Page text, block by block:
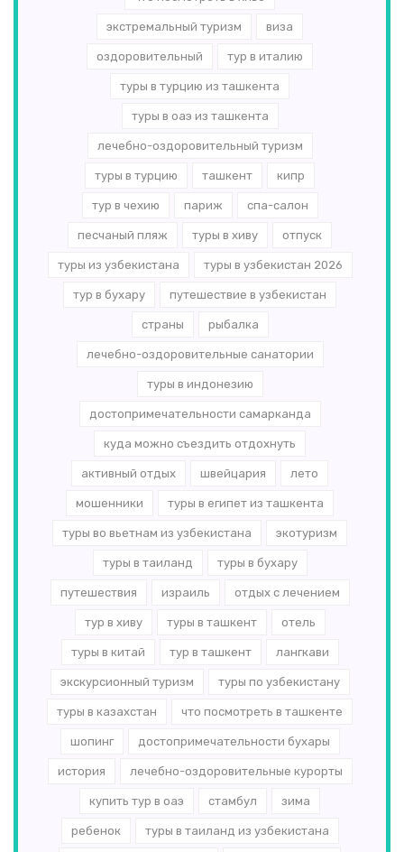
экстремальный туризм виза
оздоровительный тур в италию
туры в турцию из ташкента
туры в оаэ из ташкента
лечебно-оздоровительный туризм
туры в турцию ташкент кипр
тур в чехию париж спа-салон
песчаный пляж туры в хиву отпуск
туры из узбекистана туры в узбекистан 2026
тур в бухару путешествие в узбекистан
страны рыбалка
лечебно-оздоровительные санатории
туры в индонезию
достопримечательности самарканда
куда можно съездить отдохнуть
активный отдых швейцария лето
мошенники туры в египет из ташкента
туры во вьетнам из узбекистана экотуризм
туры в таиланд туры в бухару
путешествия израиль отдых с лечением
тур в хиву туры в ташкент отель
туры в китай тур в ташкент лангкави
экскурсионный туризм туры по узбекистану
туры в казахстан что посмотреть в ташкенте
шопинг достопримечательности бухары
история лечебно-оздоровительные курорты
купить тур в оаэ стамбул зима
ребенок туры в таиланд из узбекистана